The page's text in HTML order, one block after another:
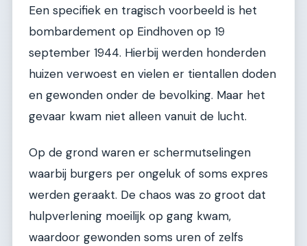
Een specifiek en tragisch voorbeeld is het
bombardement op Eindhoven op 19
september 1944. Hierbij werden honderden
huizen verwoest en vielen er tientallen doden
en gewonden onder de bevolking. Maar het
gevaar kwam niet alleen vanuit de lucht.
Op de grond waren er schermutselingen
waarbij burgers per ongeluk of soms expres
werden geraakt. De chaos was zo groot dat
hulpverlening moeilijk op gang kwam,
waardoor gewonden soms uren of zelfs